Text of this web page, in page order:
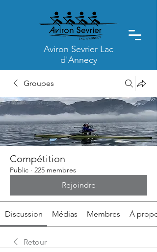
Aviron Sevrier Lac
d'Annecy
Groupes
Compétition
Public · 225 membres
Rejoindre
Discussion Médias Membres À
Retour